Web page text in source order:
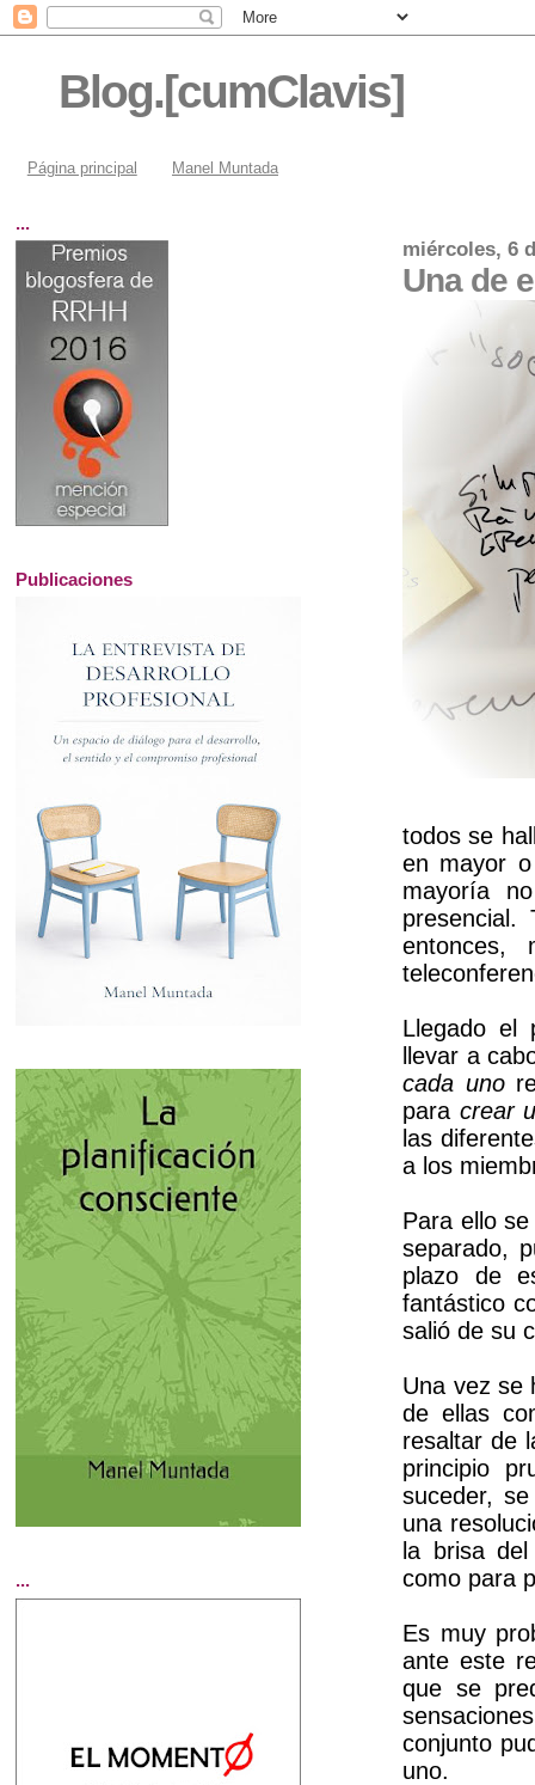
Blog.[cumClavis]
Página principal Manel Muntada
miércoles, 6
Una de
todos se
en mayor
mayoría
presencial.
entonces,
Llegado el
llevar a
cada uno
para crear
las
a los
Para ello
separado,
plazo de
fantástico
salió de su
Una vez se
de ellas
resaltar de
principio
suceder,
una
la brisa
como para
Es muy
ante este
que se
conjunto
uno.
...
Publicaciones
...